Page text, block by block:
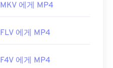
MKV 에게 MP4
FLV 에게 MP4
F4V 에게 MP4